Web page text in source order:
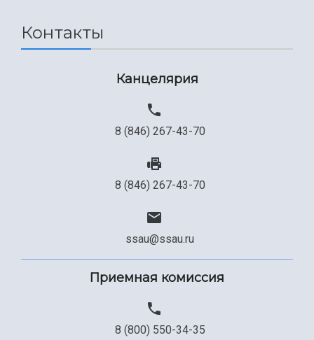
Сведения об образовательной организации
Контакты
Канцелярия
8 (846) 267-43-70
8 (846) 267-43-70
ssau@ssau.ru
Приемная комиссия
8 (800) 550-34-35